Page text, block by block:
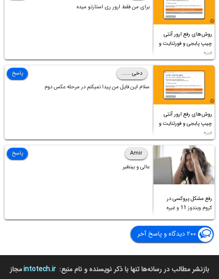
روش‌های رفع ارور آنتی
چیپ پابجی و فورتنایت و
غیره
برای من فقط ارور ری استارتو میده
روش‌های رفع ارور آنتی
چیپ پابجی و فورتنایت و
غیره
دخی ......
سلام این فایل من پیدا نمیکنم در مرحله عکس دوم
پاسخ
رفع مشکل پروکسی در
کروم ویندوز 11 و غیره
Amir
عالی و بینظیر
پاسخ
۲۰۰ دیدگاه و پاسخ آخر
بازنشر مطالب در رسانه‌ها تنها با ذکر نویسنده و نام منبع: intotech.irمجاز